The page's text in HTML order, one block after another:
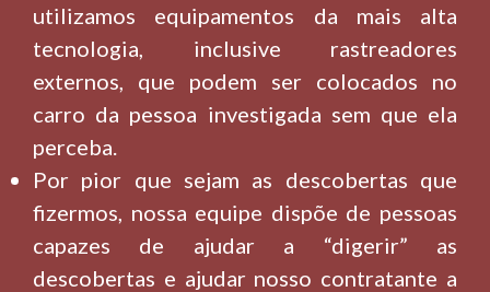
utilizamos equipamentos da mais alta
tecnologia, inclusive rastreadores
externos, que podem ser colocados no
carro da pessoa investigada sem que ela
perceba.
Por pior que sejam as descobertas que
fizermos, nossa equipe dispõe de pessoas
capazes de ajudar a “digerir” as
descobertas e ajudar nosso contratante a